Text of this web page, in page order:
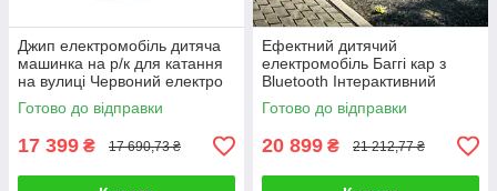
Джип електромобіль дитяча
машинка на р/к для катання
на вулиці Червоний електро
квадроцикл з 2 моторами
65W MP3
Готово до відправки
17 399 ₴ 17 690,73 ₴
Ефектний дитячий
електромобіль Баггі кар з
Bluetooth Інтерактивний
транспорт дитині Великі
колеса MP3 і FM
Готово до відправки
20 899 ₴ 21 212,77 ₴